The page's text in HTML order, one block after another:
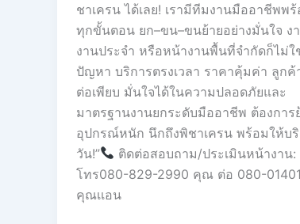
ชาเครน ได้เลย! เรามีทีมงานมืออาชีพพ
ทุกขั้นตอน ยก–ขน–ขนย้ายอย่างมั่นใจ ง
งานประจำ หรือหน้างานพื้นที่จำกัดก็ไม่ใ
ปัญหา บริการตรงเวลา ราคาคุ้มค่า ลูกค้
ต่อเพียบ มั่นใจได้ในความปลอดภัยและ
มาตรฐานงานยกระดับมืออาชีพ ต้องการ
อุปกรณ์หนัก นึกถึงพิชาเครน พร้อมให้บ
วัน!”
ติดต่อสอบถาม/ประเมินหน้างาน:
โทร080-829-2990 คุณ ต่อ 080-
คุณเเอน